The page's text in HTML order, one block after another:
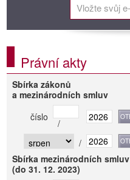
Právní akty
Sbírka zákonů
a mezinárodních smluv
číslo
/
/
Sbírka mezinárodních smluv
(do 31. 12. 2023)